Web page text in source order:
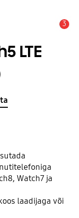
3
LTE
Watch7 ja
laadijaga või